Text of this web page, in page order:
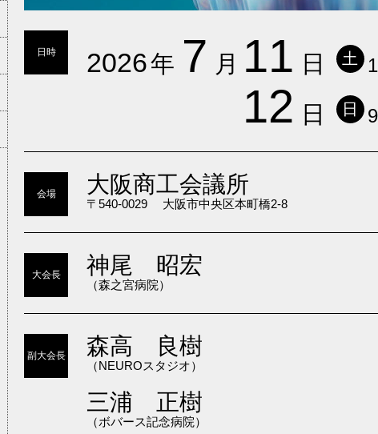
日時 2026年 7 月 11 日 土
12 日 日
会場 大阪商工会議所
〒540-0029 大阪市中央区本町橋2-8
大会長 神尾 昭宏
（森之宮病院）
副大会長 森高 良樹
（NEUROスタジオ）
三浦 正樹
（ボバース記念病院）